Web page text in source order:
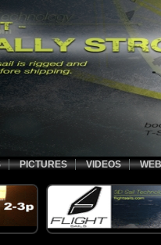
PICTURES VIDEOS